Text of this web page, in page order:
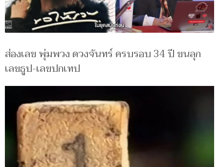
ส่องเลข พุ่มพวง ดวงจันทร์ ครบรอบ 34 ปี ขนลุก
เลขธูป-เลขปกเทป